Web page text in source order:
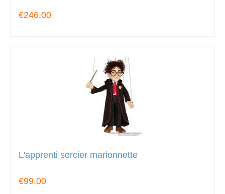
€246.00
L'apprenti sorcier marionnette
€99.00